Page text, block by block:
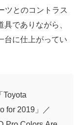
ツとのコントラス
具でありながら、
台に仕上がってい
Toyota
for 2019」／